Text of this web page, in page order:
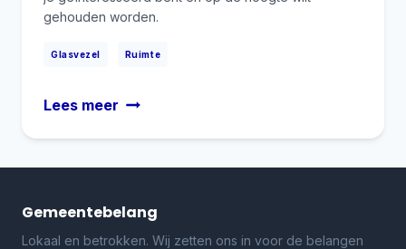
Glasvezel Ruimte
gehouden worden.
Lees meer Glasvezel
Gemeentebelang
Lokaal en betrokken. Wij zetten ons in voor de belangen